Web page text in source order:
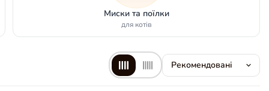
Миски та поїлки
для котів